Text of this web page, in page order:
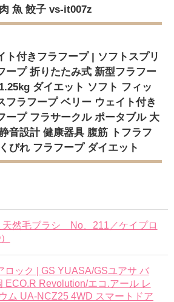
魚 餃子 vs-it007z
ト付きフラフープ | ソフトスプリ
ープ 折りたたみ式 新型フラフー
ダイエット ソフト フィッ
フラフープ ベリー ウェイト付き
ープ フラサークル ポータブル 大
音設計 健康器具 腹筋 トフラフ
びれ フラフープ ダイエット
天然毛ブラシ No、211／ケイプロ
ロック | GS YUASA/GSユアサ バ
ECO.R Revolution/エコ.アール レ
ム UA-NCZ25 4WD スマートドア